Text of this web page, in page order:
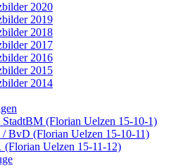
2020
2019
2018
2017
2016
2015
2014
(Florian Uelzen 15-10-1)
BvD (Florian Uelzen 15-10-11)
(Florian Uelzen 15-11-12)